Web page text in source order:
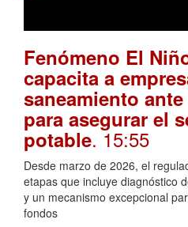
Fenómeno El
capacita a
saneamiento
para asegurar el
potable. 15:55
Desde marzo de 2026, el
etapas que incluye diagnóstico
y un mecanismo excepcional
fondos